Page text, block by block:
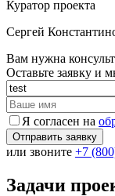
Куратор проекта
Сергей
Вам нужна
Оставьте заявку и
Я согласен на
или звоните +7
Задачи